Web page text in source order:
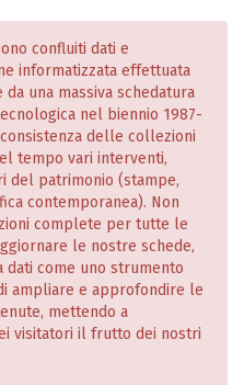
confluiti dati e
informatizzata effettuata
una massiva schedatura
nel biennio 1987-
delle collezioni
tempo vari interventi,
del patrimonio (stampe,
contemporanea). Non
complete per tutte le
le nostre schede,
dati come uno strumento
ampliare e approfondire le
mettendo a
visitatori il frutto dei nostri